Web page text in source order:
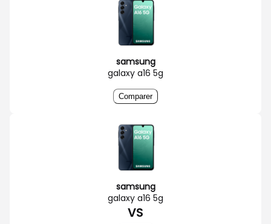
samsung
galaxy a16 5g
Comparer
samsung
galaxy a16 5g
VS